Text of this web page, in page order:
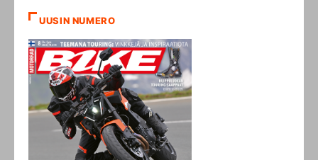
UUSIN NUMERO